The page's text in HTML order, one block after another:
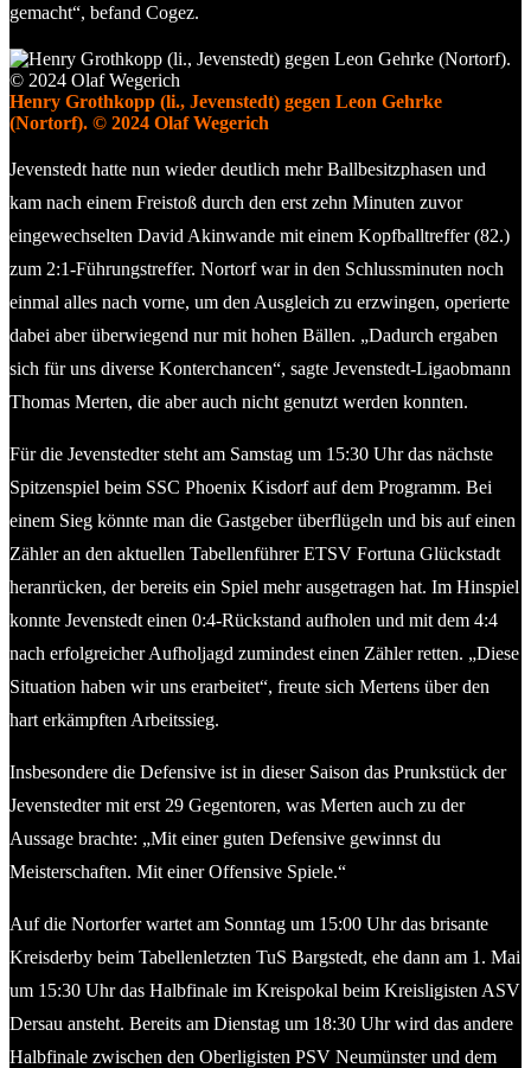
gemacht“, befand Cogez.
Henry Grothkopp (li., Jevenstedt) gegen Leon Gehrke
(Nortorf). © 2024 Olaf Wegerich
Jevenstedt hatte nun wieder deutlich mehr Ballbesitzphasen und
kam nach einem Freistoß durch den erst zehn Minuten zuvor
eingewechselten David Akinwande mit einem Kopfballtreffer (82.)
zum 2:1-Führungstreffer. Nortorf war in den Schlussminuten noch
einmal alles nach vorne, um den Ausgleich zu erzwingen, operierte
dabei aber überwiegend nur mit hohen Bällen. „Dadurch ergaben
sich für uns diverse Konterchancen“, sagte Jevenstedt-Ligaobmann
Thomas Merten, die aber auch nicht genutzt werden konnten.
Für die Jevenstedter steht am Samstag um 15:30 Uhr das nächste
Spitzenspiel beim SSC Phoenix Kisdorf auf dem Programm. Bei
einem Sieg könnte man die Gastgeber überflügeln und bis auf einen
Zähler an den aktuellen Tabellenführer ETSV Fortuna Glückstadt
heranrücken, der bereits ein Spiel mehr ausgetragen hat. Im Hinspiel
konnte Jevenstedt einen 0:4-Rückstand aufholen und mit dem 4:4
nach erfolgreicher Aufholjagd zumindest einen Zähler retten. „Diese
Situation haben wir uns erarbeitet“, freute sich Mertens über den
hart erkämpften Arbeitssieg.
Insbesondere die Defensive ist in dieser Saison das Prunkstück der
Jevenstedter mit erst 29 Gegentoren, was Merten auch zu der
Aussage brachte: „Mit einer guten Defensive gewinnst du
Meisterschaften. Mit einer Offensive Spiele.“
Auf die Nortorfer wartet am Sonntag um 15:00 Uhr das brisante
Kreisderby beim Tabellenletzten TuS Bargstedt, ehe dann am 1. Mai
um 15:30 Uhr das Halbfinale im Kreispokal beim Kreisligisten ASV
Dersau ansteht. Bereits am Dienstag um 18:30 Uhr wird das andere
Halbfinale zwischen den Oberligisten PSV Neumünster und dem